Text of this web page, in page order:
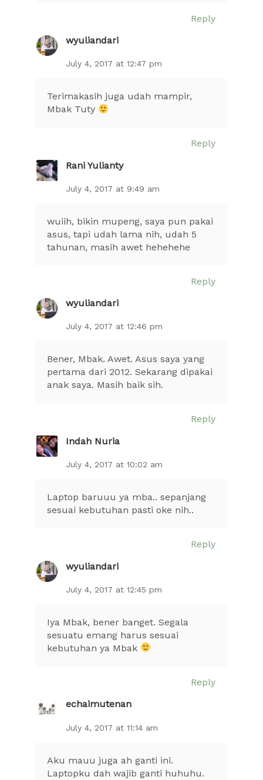
Reply
wyuliandari
July 4, 2017 at 12:47 pm
Terimakasih juga udah mampir,
Mbak Tuty
Reply
Rani Yulianty
July 4, 2017 at 9:49 am
wuiih, bikin mupeng, saya pun pakai
asus, tapi udah lama nih, udah 5
tahunan, masih awet hehehehe
Reply
wyuliandari
July 4, 2017 at 12:46 pm
Bener, Mbak. Awet. Asus saya yang
pertama dari 2012. Sekarang dipakai
anak saya. Masih baik sih.
Reply
Indah Nuria
July 4, 2017 at 10:02 am
Laptop baruuu ya mba.. sepanjang
sesuai kebutuhan pasti oke nih..
Reply
wyuliandari
July 4, 2017 at 12:45 pm
Iya Mbak, bener banget. Segala
sesuatu emang harus sesuai
kebutuhan ya Mbak
Reply
echaimutenan
July 4, 2017 at 11:14 am
Aku mauu juga ah ganti ini.
Laptopku dah wajib ganti huhuhu.